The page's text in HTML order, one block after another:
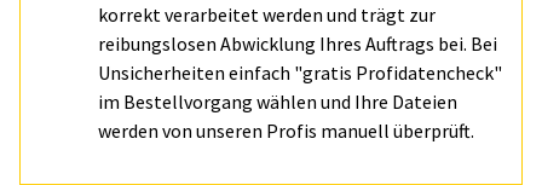
korrekt verarbeitet werden und trägt zur
reibungslosen Abwicklung Ihres Auftrags bei. Bei
Unsicherheiten einfach "gratis Profidatencheck"
im Bestellvorgang wählen und Ihre Dateien
werden von unseren Profis manuell überprüft.